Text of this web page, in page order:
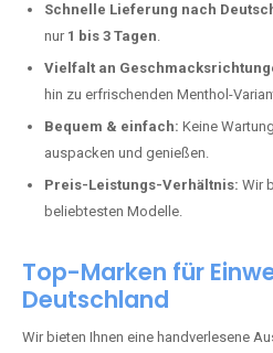
Schnelle Lieferung nach
nur 1 bis 3 Tagen.
Vielfalt an
hin zu erfrischenden Menthol-
Bequem & einfach: Keine
auspacken und genießen.
Preis-Leistungs-Verhältnis: Wir
beliebtesten Modelle.
Top-Marken für
Deutschland
Wir bieten Ihnen eine handverlesene